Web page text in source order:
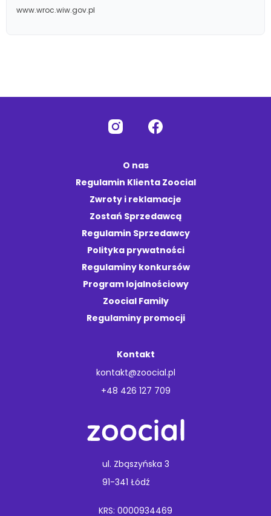
www.wroc.wiw.gov.pl
O nas
Regulamin Klienta Zoocial
Zwroty i reklamacje
Zostań Sprzedawcą
Regulamin Sprzedawcy
Polityka prywatności
Regulaminy konkursów
Program lojalnościowy
Zoocial Family
Regulaminy promocji
Kontakt
kontakt@zoocial.pl
+48 426 127 709
ul. Zbąszyńska 3
91-341 Łódź
KRS: 0000934469